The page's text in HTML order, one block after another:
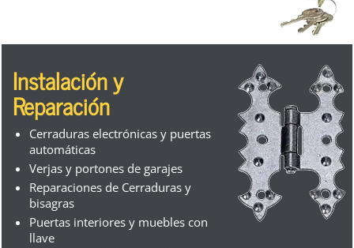
Instalación y
Reparación
Cerraduras electrónicas y puertas
automáticas
Verjas y portones de garajes
Reparaciones de Cerraduras y
bisagras
Puertas interiores y muebles con
llave